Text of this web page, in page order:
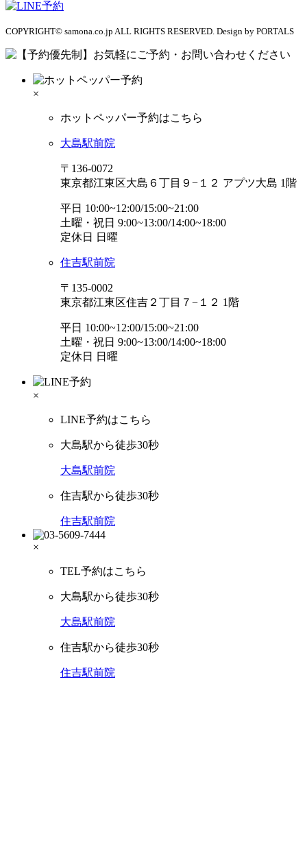
COPYRIGHT© samona.co.jp ALL RIGHTS RESERVED. Design by PORTALS
×
ホットペッパー予約はこちら
大島駅前院
〒136-0072
東京都江東区大島６丁目９−１２ アプツ大島 1階
平日 10:00~12:00/15:00~21:00
土曜・祝日 9:00~13:00/14:00~18:00
定休日 日曜
住吉駅前院
〒135-0002
東京都江東区住吉２丁目７−１２ 1階
平日 10:00~12:00/15:00~21:00
土曜・祝日 9:00~13:00/14:00~18:00
定休日 日曜
×
LINE予約はこちら
大島駅から徒歩30秒
大島駅前院
住吉駅から徒歩30秒
住吉駅前院
×
TEL予約はこちら
大島駅から徒歩30秒
大島駅前院
住吉駅から徒歩30秒
住吉駅前院